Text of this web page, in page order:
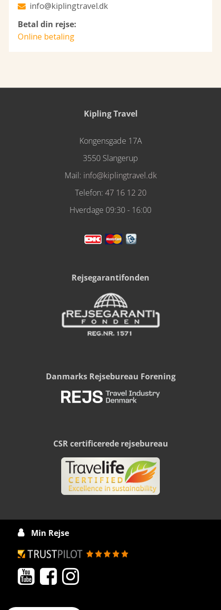
info@kiplingtravel.dk
Betal din rejse:
Online betaling
Kipling Travel
Kongensgade 17A
3550 Slangerup
Mail: info@kiplingtravel.dk
Telefon: 47 16 12 20
Hverdage 09:30 - 16:00
Rejsegarantifonden
Danmarks Rejsebureau Forening
CSR certificerede rejsebureau
 Min Rejse
  